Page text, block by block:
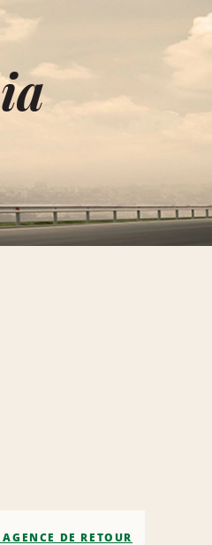
DE RETOUR